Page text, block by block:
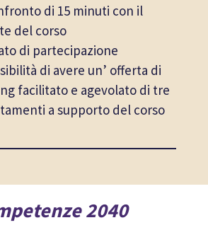
di 15 minuti con il
del corso
di partecipazione
di avere un’ offerta di
facilitato e agevolato di tre
a supporto del corso
2040